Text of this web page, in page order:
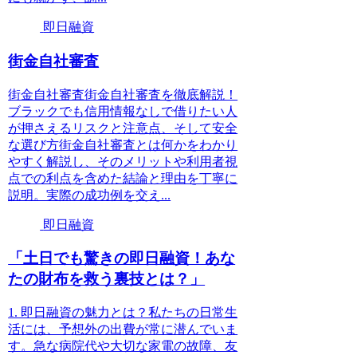
即日融資
街金自社審査
街金自社審査街金自社審査を徹底解説！
ブラックでも信用情報なしで借りたい人
が押さえるリスクと注意点、そして安全
な選び方街金自社審査とは何かをわかり
やすく解説し、そのメリットや利用者視
点での利点を含めた結論と理由を丁寧に
説明。実際の成功例を交え...
即日融資
「土日でも驚きの即日融資！あな
たの財布を救う裏技とは？」
1. 即日融資の魅力とは？私たちの日常生
活には、予想外の出費が常に潜んでいま
す。急な病院代や大切な家電の故障、友